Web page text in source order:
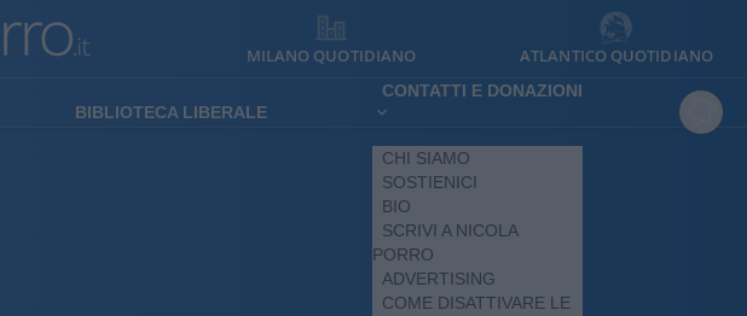
MILANO QUOTIDIANO ATLANTICO QUOTIDIANO
BIBLIOTECA LIBERALE
CONTATTI E DONAZIONI
CHI SIAMO
SOSTIENICI
BIO
SCRIVI A NICOLA
PORRO
ADVERTISING
COME DISATTIVARE LE